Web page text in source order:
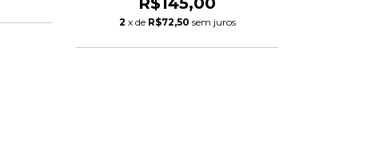
2 x de R$72,50 sem juros